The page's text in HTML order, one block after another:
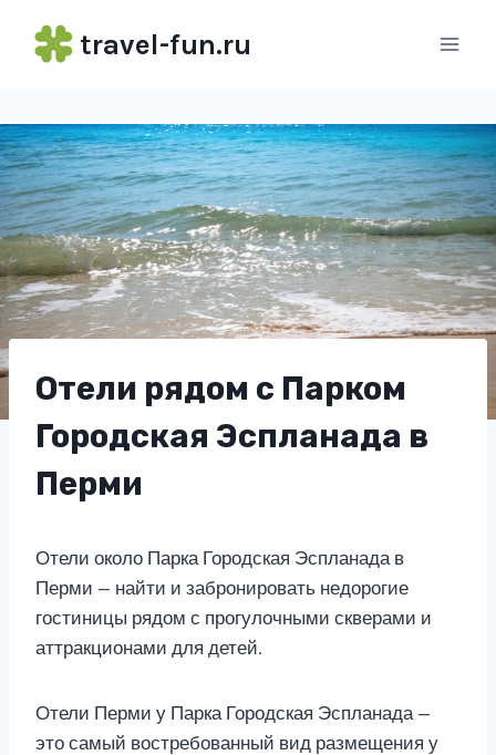
travel-fun.ru
Отели рядом с Парком
Городская Эспланада в
Перми
Отели около Парка Городская Эспланада в
Перми — найти и забронировать недорогие
гостиницы рядом с прогулочными скверами и
аттракционами для детей.
Отели Перми у Парка Городская Эспланада —
это самый востребованный вид размещения у